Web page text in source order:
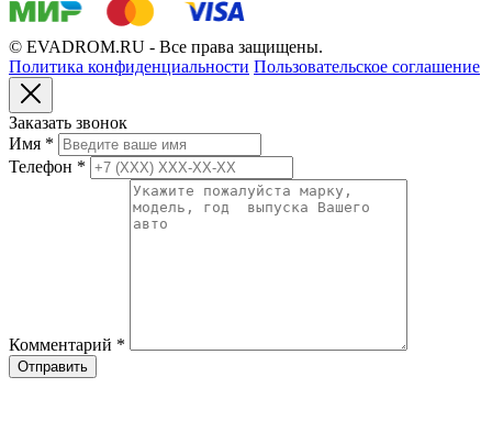
© EVADROM.RU - Все права защищены.
Политика конфиденциальности Пользовательское соглашение
Заказать звонок
Имя *
Телефон *
Комментарий *
Отправить